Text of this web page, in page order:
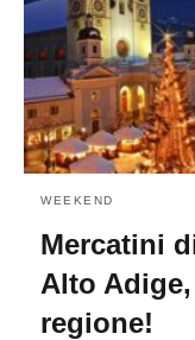
WEEKEND
Mercatini
Alto
regione!